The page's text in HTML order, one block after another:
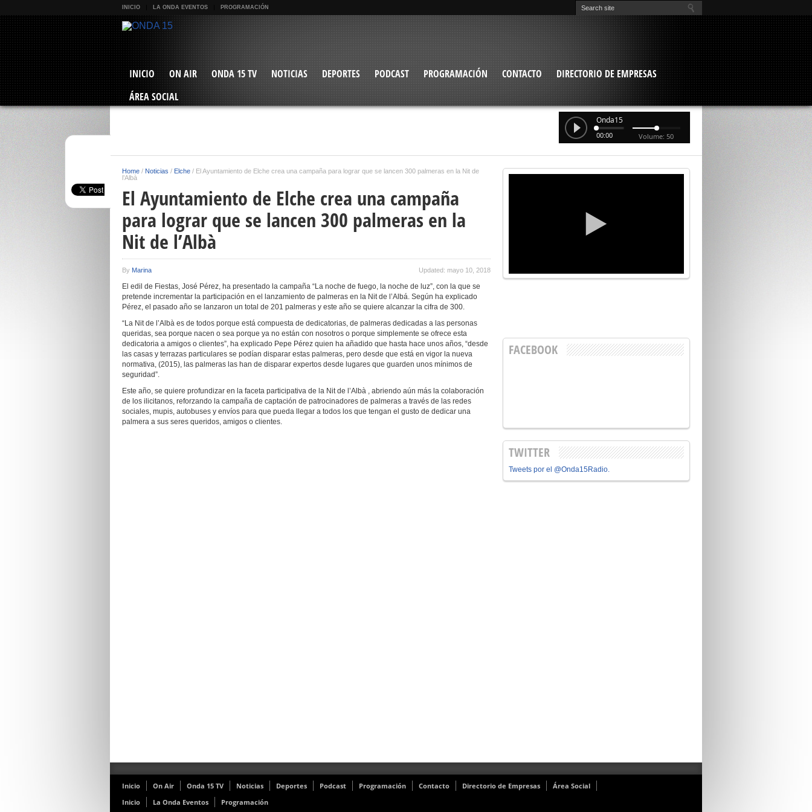
INICIO LA ONDA EVENTOS PROGRAMACIÓN
INICIO ON AIR ONDA 15 TV NOTICIAS DEPORTES PODCAST PROGRAMACIÓN CONTACTO
DIRECTORIO DE EMPRESAS
ÁREA SOCIAL
Onda15
00:00 Volume: 50
Home / Noticias / Elche / El Ayuntamiento de Elche crea una campaña para lograr que se lancen 300 palmeras en la Nit de
l’Albà
El Ayuntamiento de Elche crea una campaña
para lograr que se lancen 300 palmeras en la
Nit de l’Albà
By Marina Updated: mayo 10, 2018
El edil de Fiestas, José Pérez, ha presentado la campaña “La noche de fuego, la noche de luz”, con la que se
pretende incrementar la participación en el lanzamiento de palmeras en la Nit de l’Albá. Según ha explicado
Pérez, el pasado año se lanzaron un total de 201 palmeras y este año se quiere alcanzar la cifra de 300.
“La Nit de l’Albà es de todos porque está compuesta de dedicatorias, de palmeras dedicadas a las personas
queridas, sea porque nacen o sea porque ya no están con nosotros o porque simplemente se ofrece esta
dedicatoria a amigos o clientes”, ha explicado Pepe Pérez quien ha añadido que hasta hace unos años, “desde
las casas y terrazas particulares se podían disparar estas palmeras, pero desde que está en vigor la nueva
normativa, (2015), las palmeras las han de disparar expertos desde lugares que guarden unos mínimos de
seguridad”.
Este año, se quiere profundizar en la faceta participativa de la Nit de l’Albà , abriendo aún más la colaboración
de los ilicitanos, reforzando la campaña de captación de patrocinadores de palmeras a través de las redes
sociales, mupis, autobuses y envíos para que pueda llegar a todos los que tengan el gusto de dedicar una
palmera a sus seres queridos, amigos o clientes.
FACEBOOK
TWITTER
Tweets por el @Onda15Radio.
Inicio On Air Onda 15 TV Noticias Deportes Podcast Programación Contacto Directorio de Empresas
Área Social
Inicio
La Onda Eventos Programación